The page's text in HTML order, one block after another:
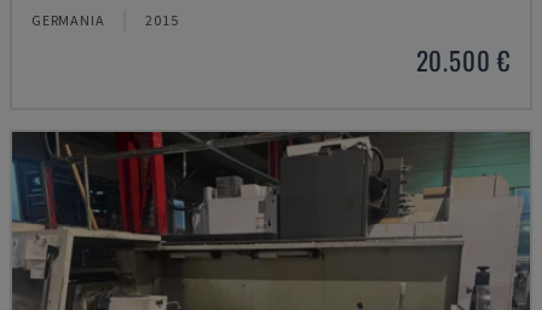
GERMANIA 2015
20.500 €